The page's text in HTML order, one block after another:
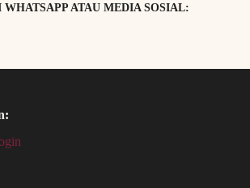
WHATSAPP ATAU MEDIA SOSIAL: